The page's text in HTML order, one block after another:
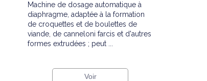
Machine de dosage automatique à
diaphragme, adaptée à la formation
de croquettes et de boulettes de
viande, de canneloni farcis et d'autres
formes extrudées ; peut ...
Voir